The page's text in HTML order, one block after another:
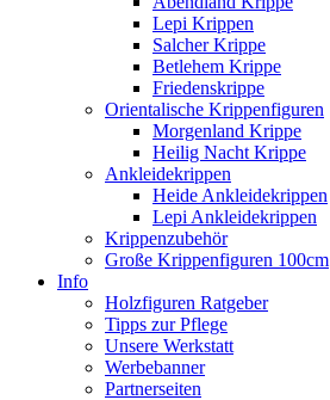
Lepi Krippen
Salcher Krippe
Betlehem Krippe
Friedenskrippe
Orientalische Krippenfiguren
Morgenland Krippe
Heilig Nacht Krippe
Ankleidekrippen
Heide Ankleidekrippen
Lepi Ankleidekrippen
Krippenzubehör
Große Krippenfiguren 100cm
Info
Holzfiguren Ratgeber
Tipps zur Pflege
Unsere Werkstatt
Werbebanner
Partnerseiten